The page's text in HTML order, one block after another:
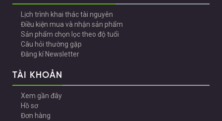
Lịch trình khai thác tài nguyên
Điều kiện mua và nhận sản phẩm
Sản phẩm chọn lọc theo độ tuổi
Câu hỏi thường gặp
Đăng kí Newsletter
TÀI KHOẢN
Xem gần đây
Hồ sơ
Đơn hàng